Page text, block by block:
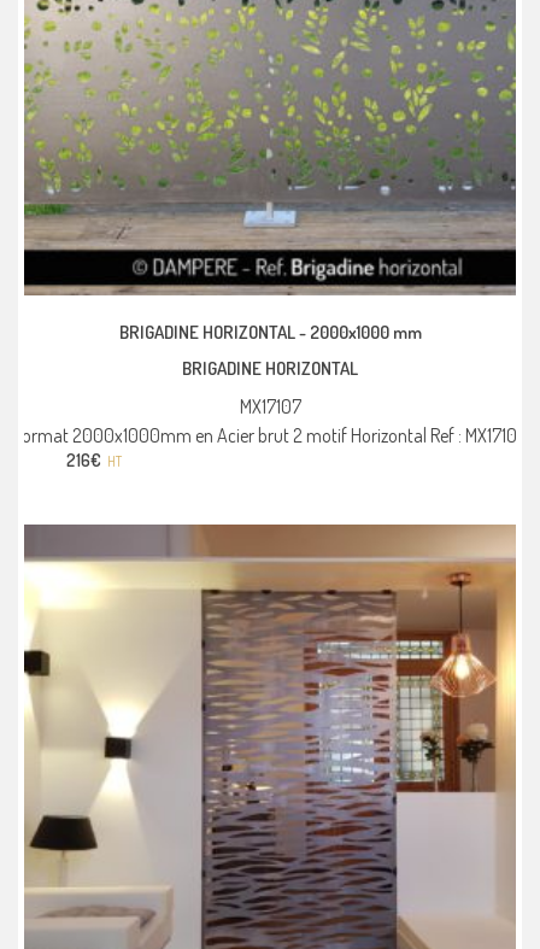
BRIGADINE HORIZONTAL - 2000x1000 mm
BRIGADINE HORIZONTAL
MX17107
Format 2000x1000mm en Acier brut 2 motif Horizontal Ref : MX17107
216€ HT